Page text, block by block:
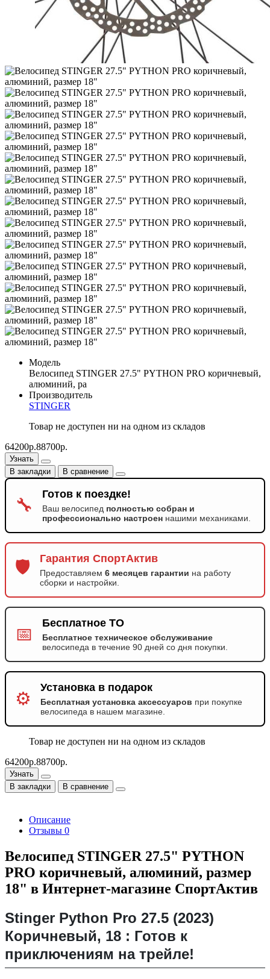
Модель
Велосипед STINGER 27.5" PYTHON PRO коричневый,
алюминий, ра
Производитель
STINGER
Товар не доступен ни на одном из складов
64200р.88700р.
Узнать
В закладки
В сравнение
🔧
Готов к поездке!
Ваш велосипед полностью собран и
профессионально настроен нашими механиками.
🛡️ Гарантия СпортАктив
Предоставляем 6 месяцев гарантии на работу
сборки и настройки.
📅
Бесплатное ТО
Бесплатное техническое обслуживание
велосипеда в течение 90 дней со дня покупки.
⚙️
Установка в подарок
Бесплатная установка аксессуаров при покупке
велосипеда в нашем магазине.
Товар не доступен ни на одном из складов
64200р.88700р.
Узнать
В закладки
В сравнение
Описание
Отзывы 0
Велосипед STINGER 27.5" PYTHON
PRO коричневый, алюминий, размер
18" в Интернет-магазине СпортАктив
Stinger Python Pro 27.5 (2023)
Коричневый, 18 : Готов к
приключениям на трейле!